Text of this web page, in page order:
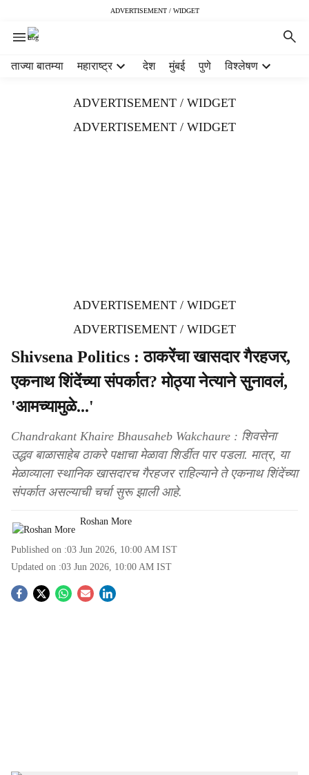
ADVERTISEMENT / WIDGET
ताज्या बातम्या महाराष्ट्र देश मुंबई पुणे विश्लेषण
ADVERTISEMENT / WIDGET
ADVERTISEMENT / WIDGET
ADVERTISEMENT / WIDGET
ADVERTISEMENT / WIDGET
Shivsena Politics : ठाकरेंचा खासदार गैरहजर,
एकनाथ शिंदेंच्या संपर्कात? मोठ्या नेत्याने सुनावलं,
'आमच्यामुळे...'
Chandrakant Khaire Bhausaheb Wakchaure : शिवसेना
उद्धव बाळासाहेब ठाकरे पक्षाचा मेळावा शिर्डीत पार पडला. मात्र, या
मेळाव्याला स्थानिक खासदारच गैरहजर राहिल्याने ते एकनाथ शिंदेंच्या
संपर्कात असल्याची चर्चा सुरू झाली आहे.
Roshan More
Published on :03 Jun 2026, 10:00 AM IST
Updated on :03 Jun 2026, 10:00 AM IST
S